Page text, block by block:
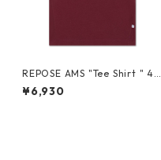
REPOSE AMS "Tee Shirt " 4Y
-16Y
¥6,930